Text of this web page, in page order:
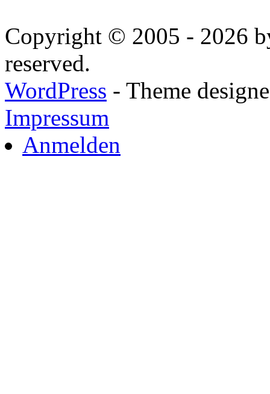
Copyright © 2005 - 2026
reserved.
WordPress - Theme
Impressum
Anmelden